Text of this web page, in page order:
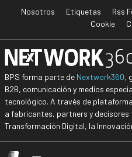
Nosotros Etiquetas Rss
Cookie
BPS forma parte de Nextwork360,
B2B, comunicación y medios
tecnológico. A través de
a fabricantes, partners y
Transformación Digital, la